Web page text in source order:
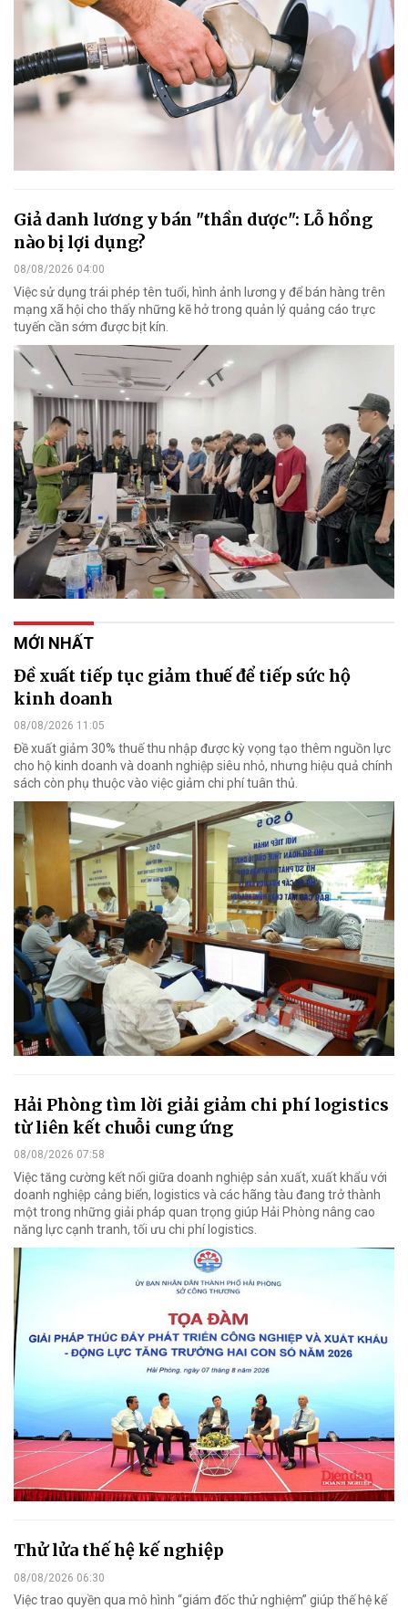
Giả danh lương y bán "thần dược": Lỗ hổng
nào bị lợi dụng?
08/08/2026 04:00
Việc sử dụng trái phép tên tuổi, hình ảnh lương y để bán hàng trên
mạng xã hội cho thấy những kẽ hở trong quản lý quảng cáo trực
tuyến cần sớm được bịt kín.
MỚI NHẤT
Đề xuất tiếp tục giảm thuế để tiếp sức hộ
kinh doanh
08/08/2026 11:05
Đề xuất giảm 30% thuế thu nhập được kỳ vọng tạo thêm nguồn lực
cho hộ kinh doanh và doanh nghiệp siêu nhỏ, nhưng hiệu quả chính
sách còn phụ thuộc vào việc giảm chi phí tuân thủ.
Hải Phòng tìm lời giải giảm chi phí logistics
từ liên kết chuỗi cung ứng
08/08/2026 07:58
Việc tăng cường kết nối giữa doanh nghiệp sản xuất, xuất khẩu với
doanh nghiệp cảng biển, logistics và các hãng tàu đang trở thành
một trong những giải pháp quan trọng giúp Hải Phòng nâng cao
năng lực cạnh tranh, tối ưu chi phí logistics.
Thử lửa thế hệ kế nghiệp
08/08/2026 06:30
Việc trao quyền qua mô hình “giám đốc thử nghiệm” giúp thế hệ kế